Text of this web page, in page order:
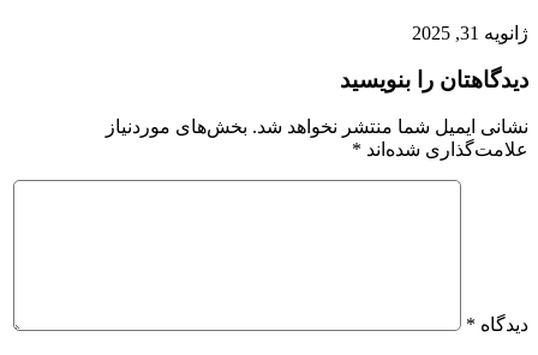
ژانویه 31, 2025
دیدگاهتان را بنویسید
نشانی ایمیل شما منتشر نخواهد شد. بخش‌های موردنیاز
علامت‌گذاری شده‌اند *
دیدگاه *